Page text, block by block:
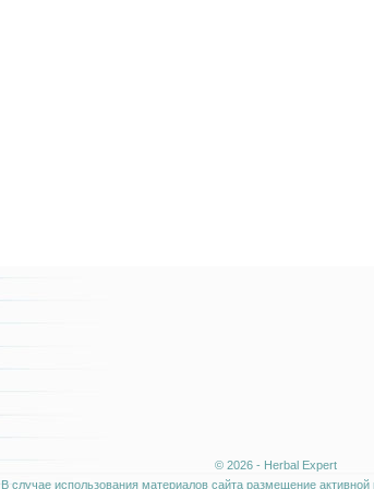
© 2026 - Herbal Expert
В случае использования материалов сайта размещение